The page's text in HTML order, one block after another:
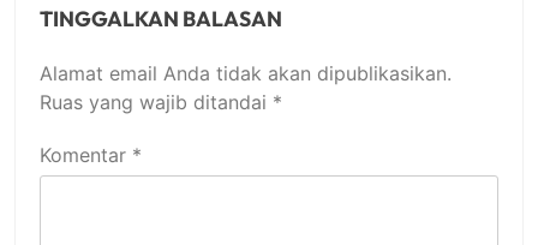
TINGGALKAN BALASAN
Alamat email Anda tidak akan dipublikasikan.
Ruas yang wajib ditandai *
Komentar *